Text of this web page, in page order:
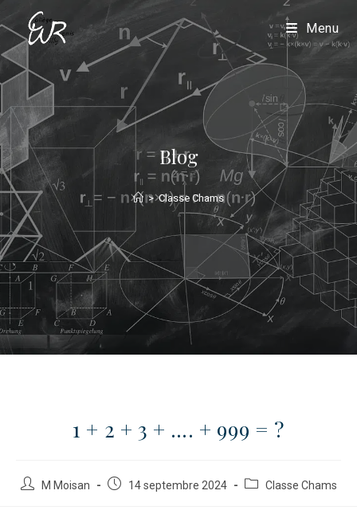
Menu
Blog
> Classe Chams
1 + 2 + 3 + …. + 999 = ?
M Moisan 14 septembre 2024 Classe Chams